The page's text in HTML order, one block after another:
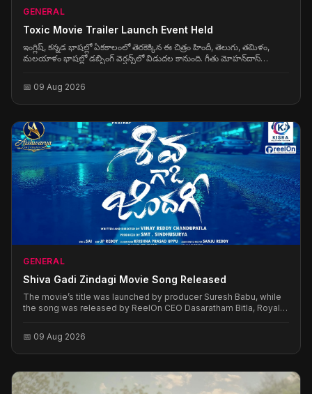
GENERAL
Toxic Movie Trailer Launch Event Held
ఇంగ్లిష్, కన్నడ భాషల్లో ఏకకాలంలో తెరకెక్కిన ఈ చిత్రం హిందీ, తెలుగు, తమిళం,
మలయాళం భాషల్లో డబ్బింగ్ వెర్షన్స్‌లో విడుదల కానుంది. గీతు మోహన్‌దాస్
📅 09 Aug 2026
GENERAL
Shiva Gadi Zindagi Movie Song Released
The movie’s title was launched by producer Suresh Babu, while
the song was released by ReelOn CEO Dasaratham Bitla, Royal
The guests congratulated the entire team and wished the film
great success.
📅 09 Aug 2026